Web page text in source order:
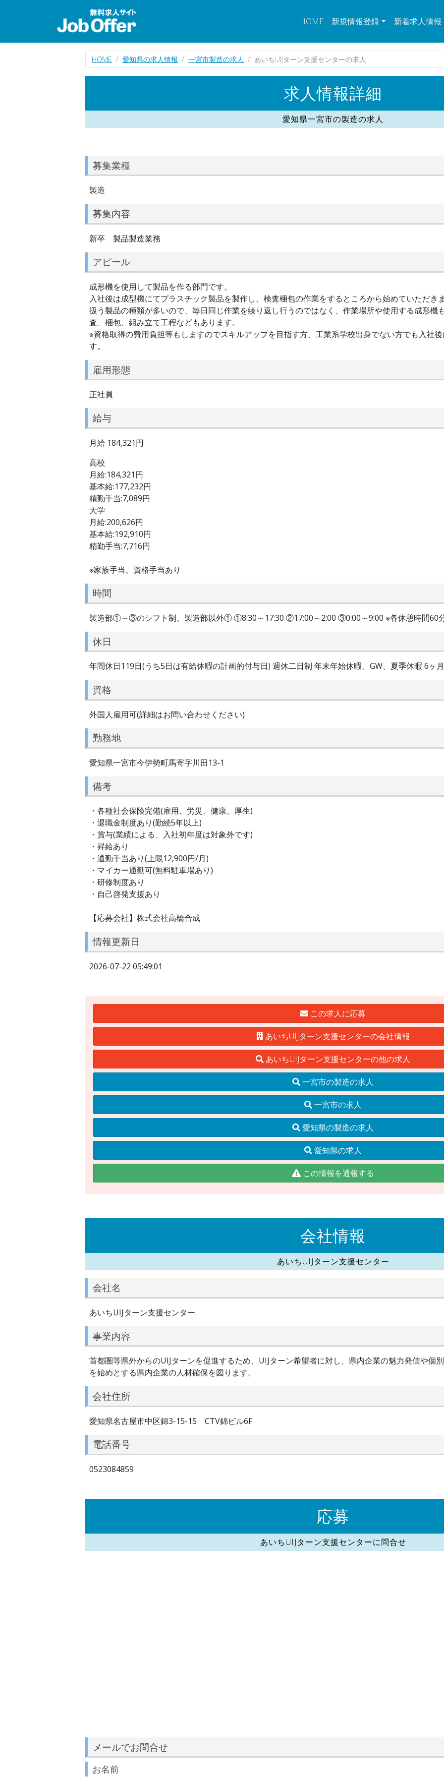
HOME 新規情報登録 新着求人情報
HOME 愛知県の求人情報 一宮市製造の求人 あいちUIJターン支援センターの求人
求人情報詳細
愛知県一宮市の製造の求人
募集業種
製造
募集内容
新卒 製品製造業務
アピール
成形機を使用して製品を作る部門です。
入社後は成型機にてプラスチック製品を製作し、検査梱包の作業をするところから始めていただきま
扱う製品の種類が多いので、毎日同じ作業を繰り返し行うのではなく、作業場所や使用する成形機
査、梱包、組み立て工程などもあります。
※資格取得の費用負担等もしますのでスキルアップを目指す方、工業系学校出身でない方でも入社
す。
雇用形態
正社員
給与
月給 184,321円
高校
月給:184,321円
基本給:177,232円
精勤手当:7,089円
大学
月給:200,626円
基本給:192,910円
精勤手当:7,716円
※家族手当、資格手当あり
時間
製造部①～③のシフト制、製造部以外① ①8:30～17:30 ②17:00～2:00 ③0:00～9:00 ※各休憩時間60
休日
年間休日119日(うち5日は有給休暇の計画的付与日) 週休二日制 年末年始休暇、GW、夏季休暇 6ヶ
資格
外国人雇用可(詳細はお問い合わせください)
勤務地
愛知県一宮市今伊勢町馬寄字川田13-1
備考
・各種社会保険完備(雇用、労災、健康、厚生)
・退職金制度あり(勤続5年以上)
・賞与(業績による、入社初年度は対象外です)
・昇給あり
・通勤手当あり(上限12,900円/月)
・マイカー通勤可(無料駐車場あり)
・研修制度あり
・自己啓発支援あり
【応募会社】株式会社高橋合成
情報更新日
2026-07-22 05:49:01
この求人に応募
あいちUIJターン支援センターの会社情報
あいちUIJターン支援センターの他の求人
一宮市の製造の求人
一宮市の求人
愛知県の製造の求人
愛知県の求人
この情報を通報する
会社情報
あいちUIJターン支援センター
会社名
あいちUIJターン支援センター
事業内容
首都圏等県外からのUIJターンを促進するため、UIJターン希望者に対し、県内企業の魅力発信や個
を始めとする県内企業の人材確保を図ります。
会社住所
愛知県名古屋市中区錦3-15-15 CTV錦ビル6F
電話番号
0523084859
応募
あいちUIJターン支援センターに問合せ
メールでお問合せ
お名前